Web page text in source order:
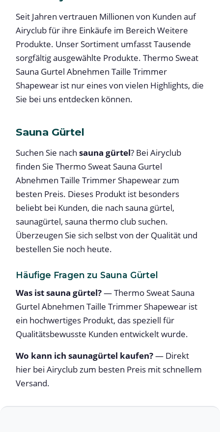
Seit Jahren vertrauen Millionen von Kunden auf
Airyclub für ihre Einkäufe im Bereich Weitere
Produkte. Unser Sortiment umfasst Tausende
sorgfältig ausgewählte Produkte. Thermo Sweat
Sauna Gurtel Abnehmen Taille Trimmer
Shapewear ist nur eines von vielen Highlights, die
Sie bei uns entdecken können.
Sauna Gürtel
Suchen Sie nach sauna gürtel? Bei Airyclub
finden Sie Thermo Sweat Sauna Gurtel
Abnehmen Taille Trimmer Shapewear zum
besten Preis. Dieses Produkt ist besonders
beliebt bei Kunden, die nach sauna gürtel,
saunagürtel, sauna thermo club suchen.
Überzeugen Sie sich selbst von der Qualität und
bestellen Sie noch heute.
Häufige Fragen zu Sauna Gürtel
Was ist sauna gürtel?— Thermo Sweat Sauna
Gurtel Abnehmen Taille Trimmer Shapewear ist
ein hochwertiges Produkt, das speziell für
Qualitätsbewusste Kunden entwickelt wurde.
Wo kann ich saunagürtel kaufen?— Direkt
hier bei Airyclub zum besten Preis mit schnellem
Versand.